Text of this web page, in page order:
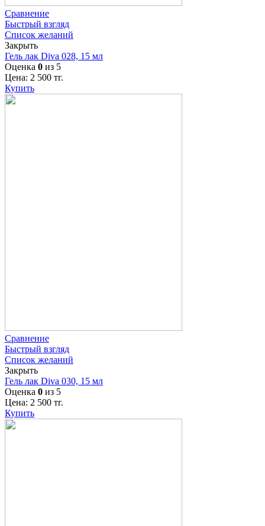
Сравнение
Быстрый взгляд
Список желаний
Закрыть
Гель лак Diva 028, 15 мл
Оценка 0 из 5
Цена: 2 500 тг.
Купить
Сравнение
Быстрый взгляд
Список желаний
Закрыть
Гель лак Diva 030, 15 мл
Оценка 0 из 5
Цена: 2 500 тг.
Купить